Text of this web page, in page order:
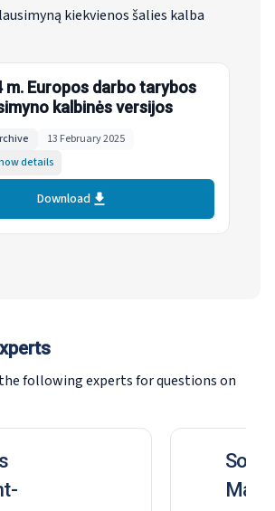
kiekvienos šalies kalba
m. Europos darbo tarybos
kalbinės versijos
13 February 2025
details
Download
following experts for questions on